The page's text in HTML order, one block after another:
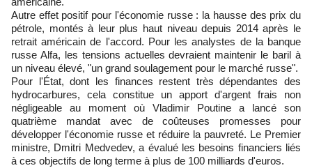
Autre effet positif pour l'économie russe : la hausse des prix du
pétrole, montés à leur plus haut niveau depuis 2014 après le
retrait américain de l'accord. Pour les analystes de la banque
russe Alfa, les tensions actuelles devraient maintenir le baril à
un niveau élevé, "un grand soulagement pour le marché russe".
Pour l'État, dont les finances restent très dépendantes des
hydrocarbures, cela constitue un apport d'argent frais non
négligeable au moment où Vladimir Poutine a lancé son
quatrième mandat avec de coûteuses promesses pour
développer l'économie russe et réduire la pauvreté. Le Premier
ministre, Dmitri Medvedev, a évalué les besoins financiers liés
à ces objectifs de long terme à plus de 100 milliards d'euros.